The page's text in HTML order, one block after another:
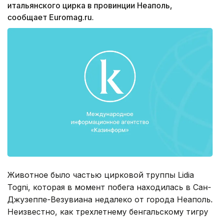
итальянского цирка в провинции Неаполь,
сообщает Euromag.ru.
Животное было частью цирковой труппы Lidia
Togni, которая в момент побега находилась в Сан-
Джузеппе-Везувиана недалеко от города Неаполь.
Неизвестно, как трехлетнему бенгальскому тигру